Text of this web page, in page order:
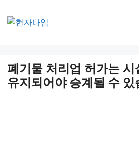
폐기물 처리업 허가는 시
유지되어야 승계될 수 있